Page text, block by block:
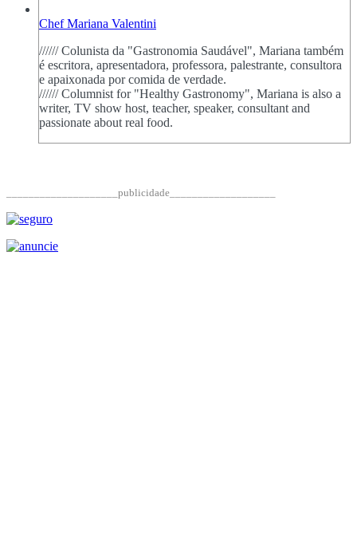
Chef Mariana Valentini
////// Colunista da "Gastronomia Saudável", Mariana também
é escritora, apresentadora, professora, palestrante, consultora
e apaixonada por comida de verdade.
////// Columnist for "Healthy Gastronomy", Mariana is also a
writer, TV show host, teacher, speaker, consultant and
passionate about real food.
____________________publicidade___________________